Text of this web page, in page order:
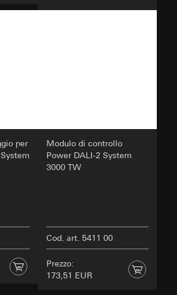
per
Modulo di controllo
Power DALI-2 System
3000 TW
Cod. art. 5411 00
Prezzo:
173,51 EUR